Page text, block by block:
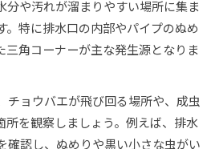
める簡単チョウバエ撃退
エ対策グッズで手軽に駆除
チョウバエ殺虫剤の選び方
分や汚れが溜まりやすい場所に集ま
。特に排水口の内部やパイプのぬめ
三角コーナーが主な発生源となりま
チョウバエが飛び回る場所や、成虫
所を観察しましょう。例えば、排水
確認し、ぬめりや黒い小さな虫がい